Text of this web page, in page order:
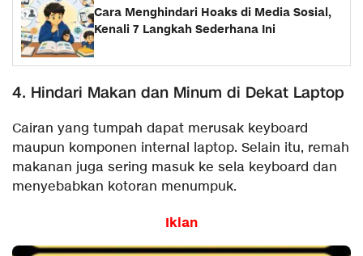
Cara Menghindari Hoaks di Media Sosial,
Kenali 7 Langkah Sederhana Ini
4. Hindari Makan dan Minum di Dekat Laptop
Cairan yang tumpah dapat merusak keyboard
maupun komponen internal laptop. Selain itu, remah
makanan juga sering masuk ke sela keyboard dan
menyebabkan kotoran menumpuk.
Iklan